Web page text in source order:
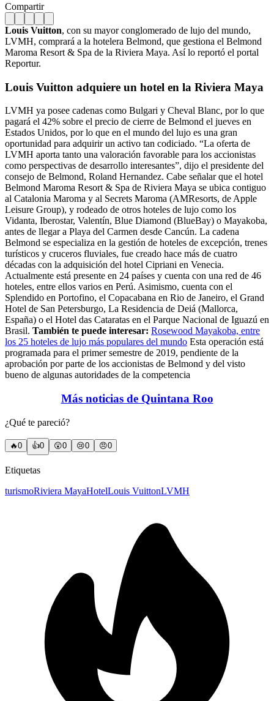
Compartir
Louis Vuitton, con su mayor conglomerado de lujo del mundo,
LVMH, comprará a la hotelera Belmond, que gestiona el Belmond
Maroma Resort & Spa de la Riviera Maya. Así lo reportó el portal
Reportur.
Louis Vuitton adquiere un hotel en la Riviera Maya
LVMH ya posee cadenas como Bulgari y Cheval Blanc, por lo que
pagará el 42% sobre el precio de cierre de Belmond el jueves en
Estados Unidos, por lo que en el mundo del lujo es una gran
oportunidad para adquirir un activo tan codiciado. “La oferta de
LVMH aporta tanto una valoración favorable para los accionistas
como perspectivas de desarrollo interesantes”, dijo el presidente del
consejo de Belmond, Roland Hernandez. Cabe señalar que el hotel
Belmond Maroma Resort & Spa de Riviera Maya se ubica contiguo
al Catalonia Maroma y al Secrets Maroma (AMResorts, de Apple
Leisure Group), y rodeado de otros hoteles de lujo como los
Vidanta, Iberostar, Valentín, Blue Diamond (BlueBay) o Mayakoba,
antes de llegar a Playa del Carmen desde Cancún. La cadena
Belmond se especializa en la gestión de hoteles de excepción, trenes
turísticos y cruceros fluviales, fue creado hace más de cuatro
décadas con la adquisición del hotel Cipriani en Venecia.
Actualmente está presente en 24 países y cuenta con una red de 46
hoteles, entre ellos varios en Perú. Asimismo, cuenta con el
Splendido en Portofino, el Copacabana en Rio de Janeiro, el Grand
Hotel de San Petersburgo, La Residencia de Deiá (Mallorca,
España) o el Hotel das Cataratas en el Parque Nacional de Iguazú en
Brasil. También te puede interesar: Rosewood Mayakoba, entre
los 25 hoteles de lujo más populares del mundo Esta operación está
programada para el primer semestre de 2019, pendiente de la
aprobación por parte de los accionistas de Belmond y del visto
bueno de algunas autoridades de la competencia
Más noticias de Quintana Roo
¿Qué te pareció?
🔥0 👍0 😲0 😢0 😠0
Etiquetas
turismoRiviera MayaHotelLouis VuittonLVMH